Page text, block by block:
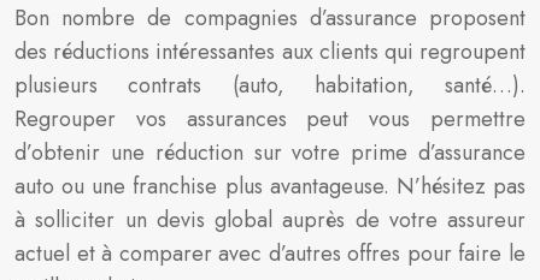
Bon nombre de compagnies d’assurance proposent
des réductions intéressantes aux clients qui regroupent
plusieurs contrats (auto, habitation, santé…).
Regrouper vos assurances peut vous permettre
d’obtenir une réduction sur votre prime d’assurance
auto ou une franchise plus avantageuse. N’hésitez pas
à solliciter un devis global auprès de votre assureur
actuel et à comparer avec d’autres offres pour faire le